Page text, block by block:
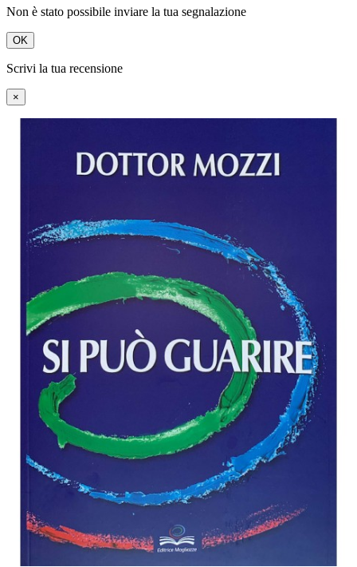
Non è stato possibile inviare la tua segnalazione
OK
Scrivi la tua recensione
×